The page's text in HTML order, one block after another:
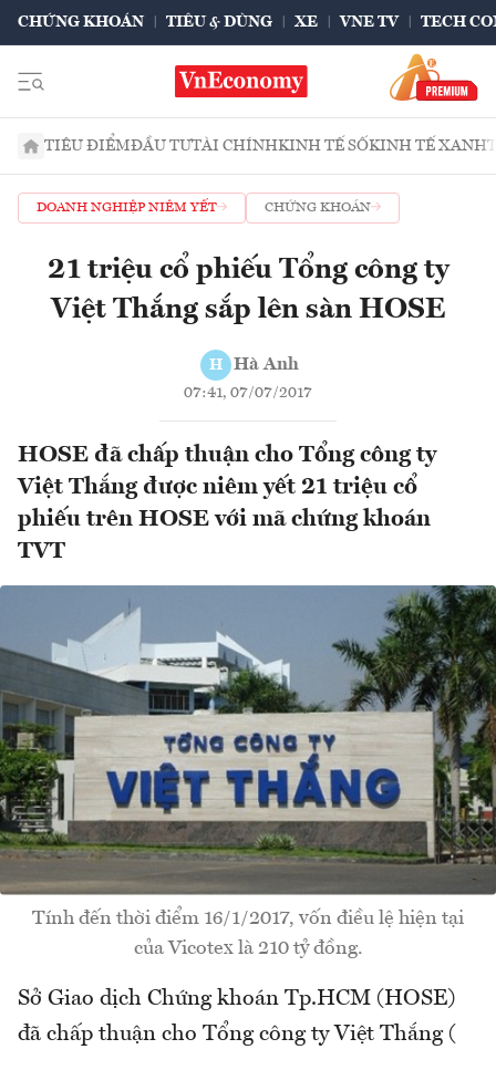
CHỨNG KHOÁN TIÊU & DÙNG XE VNE TV TECH
TIÊU ĐIỂMĐẦU TƯTÀI CHÍNHKINH TẾ SỐKINH TẾ XANH
DOANH NGHIỆP NIÊM YẾT CHỨNG KHOÁN
21 triệu cổ phiếu Tổng công ty
Việt Thắng sắp lên sàn HOSE
H Hà Anh
07:41, 07/07/2017
HOSE đã chấp thuận cho Tổng công ty
Việt Thắng được niêm yết 21 triệu cổ
phiếu trên HOSE với mã chứng khoán
TVT
Tính đến thời điểm 16/1/2017, vốn điều lệ hiện tại
của Vicotex là 210 tỷ đồng.
Sở Giao dịch Chứng khoán Tp.HCM (HOSE)
đã chấp thuận cho Tổng công ty Việt Thắng (